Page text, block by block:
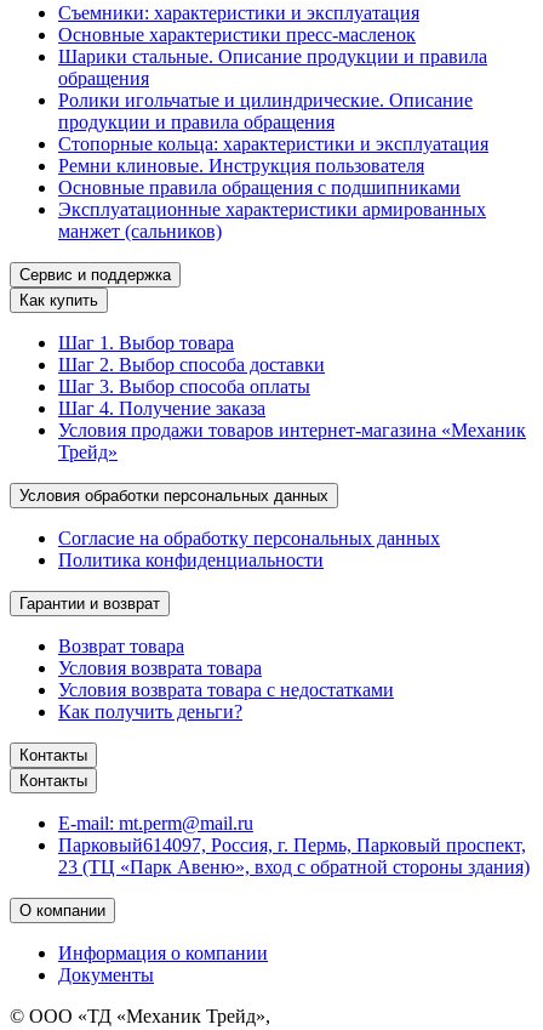
Съемники: характеристики и эксплуатация
Основные характеристики пресс‑масленок
Шарики стальные. Описание продукции и правила
обращения
Ролики игольчатые и цилиндрические. Описание
продукции и правила обращения
Стопорные кольца: характеристики и эксплуатация
Ремни клиновые. Инструкция пользователя
Основные правила обращения с подшипниками
Эксплуатационные характеристики армированных
манжет (сальников)
Сервис и поддержка
Как купить
Шаг 1. Выбор товара
Шаг 2. Выбор способа доставки
Шаг 3. Выбор способа оплаты
Шаг 4. Получение заказа
Условия продажи товаров интернет-магазина «Механик
Трейд»
Условия обработки персональных данных
Согласие на обработку персональных данных
Политика конфиденциальности
Гарантии и возврат
Возврат товара
Условия возврата товара
Условия возврата товара с недостатками
Как получить деньги?
Контакты
Контакты
E-mail: mt.perm@mail.ru
Парковый614097, Россия, г. Пермь, Парковый проспект,
23 (ТЦ «Парк Авеню», вход с обратной стороны здания)
О компании
Информация о компании
Документы
© ООО «ТД «Механик Трейд»,